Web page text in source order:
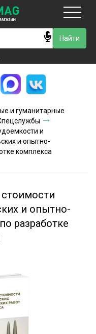
и гуманитарные
и
и опытно-
комплекса
и опытно-
разработке